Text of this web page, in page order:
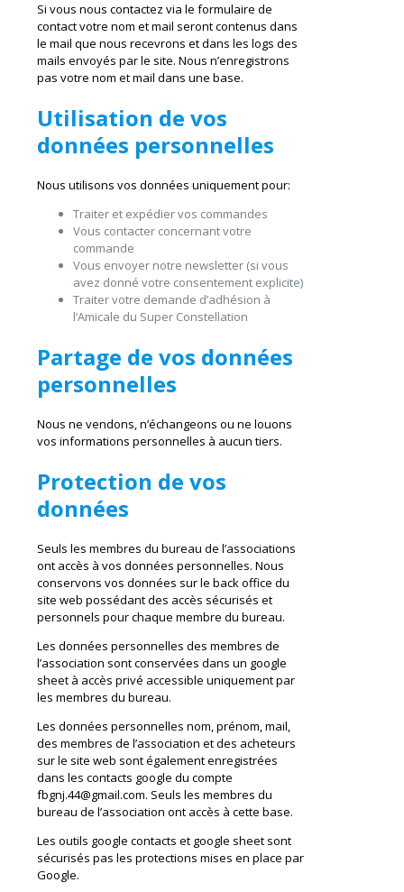
Si vous nous contactez via le formulaire de
contact votre nom et mail seront contenus dans
le mail que nous recevrons et dans les logs des
mails envoyés par le site. Nous n’enregistrons
pas votre nom et mail dans une base.
Utilisation de vos
données personnelles
Nous utilisons vos données uniquement pour:
Traiter et expédier vos commandes
Vous contacter concernant votre
commande
Vous envoyer notre newsletter (si vous
avez donné votre consentement explicite)
Traiter votre demande d’adhésion à
l’Amicale du Super Constellation
Partage de vos données
personnelles
Nous ne vendons, n’échangeons ou ne louons
vos informations personnelles à aucun tiers.
Protection de vos
données
Seuls les membres du bureau de l’associations
ont accès à vos données personnelles. Nous
conservons vos données sur le back office du
site web possédant des accès sécurisés et
personnels pour chaque membre du bureau.
Les données personnelles des membres de
l’association sont conservées dans un google
sheet à accès privé accessible uniquement par
les membres du bureau.
Les données personnelles nom, prénom, mail,
des membres de l’association et des acheteurs
sur le site web sont également enregistrées
dans les contacts google du compte
fbgnj.44@gmail.com. Seuls les membres du
bureau de l’association ont accès à cette base.
Les outils google contacts et google sheet sont
sécurisés pas les protections mises en place par
Google.